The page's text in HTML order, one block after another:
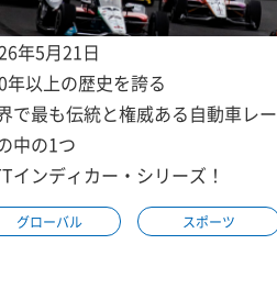
年5月21日
年以上の歴史を誇る
で最も伝統と権威ある自動車レー
中の1つ
インディカー・シリーズ！
グローバル スポーツ